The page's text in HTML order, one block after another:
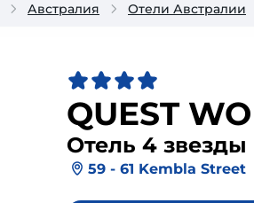
Австралия Отели Австралии
QUEST
Отель 4 звезды
59 - 61 Kembla Street